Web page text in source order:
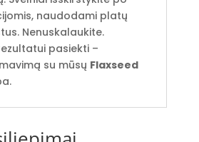
naudodami platų
Nenuskalaukite.
pasiekti –
su mūsų Flaxseed